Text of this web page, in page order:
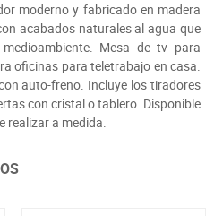
moderno y fabricado en madera
acabados naturales al agua que
Mesa de tv para
oficinas para teletrabajo en casa.
auto-freno. Incluye los tiradores
con cristal o tablero. Disponible
realizar a medida.